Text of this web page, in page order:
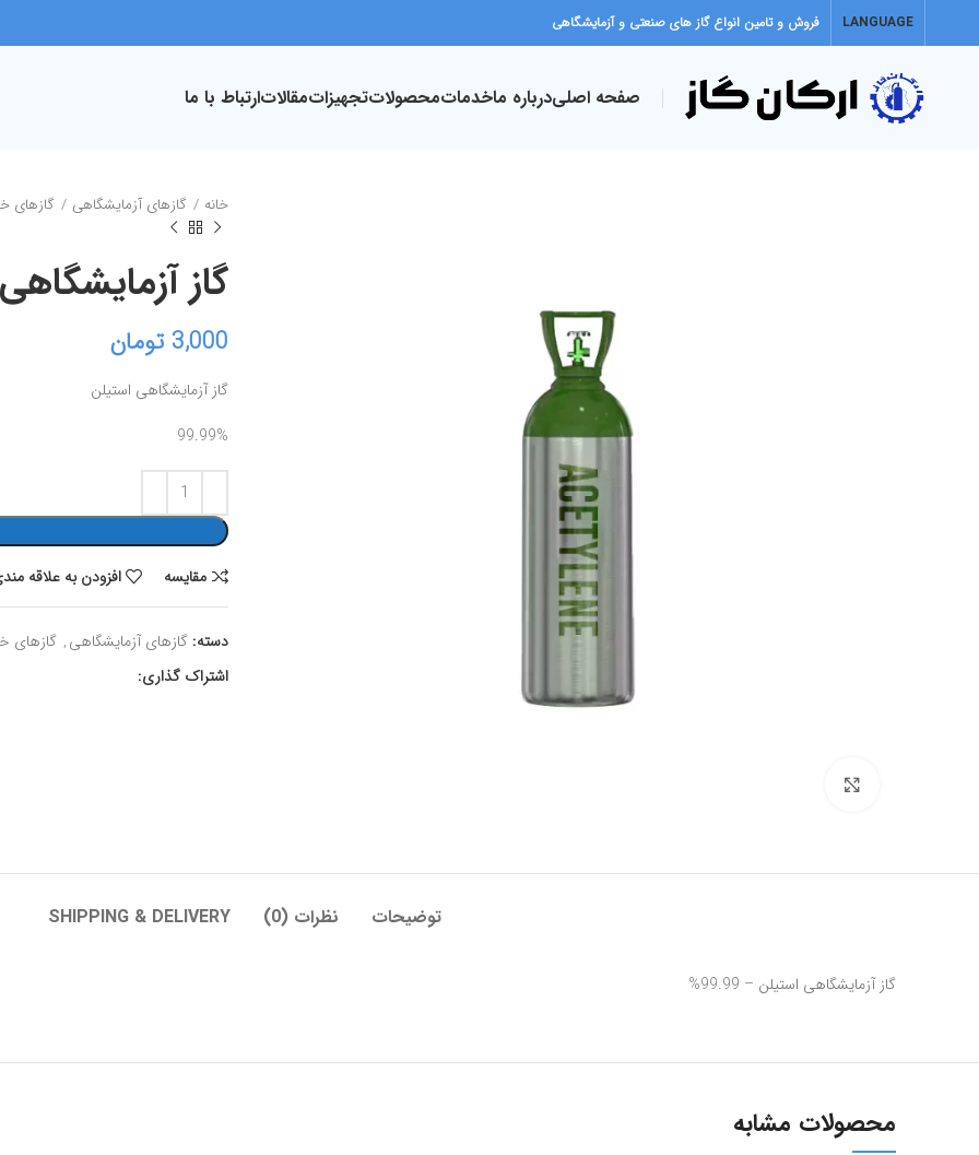
LANGUAGE فروش و تامین انواع گاز های صنعتی و آزمایشگاهی
صفحه اصلیدرباره ماخدماتمحصولاتتجهیزاتمقالاتارتباط با ما
خانه گازهای آزمایشگاهی گازهای
گاز آزمایشگاهی
3,000 تومان
گاز آزمایشگاهی استیلن
99.99%
مقايسه
افزودن به علاقه
دسته: گازهای آزمایشگاهی, گازهای
اشتراک گذاری:
توضیحات نظرات (0) SHIPPING & DELIVERY
گاز آزمایشگاهی استیلن – 99.99%
محصولات مشابه